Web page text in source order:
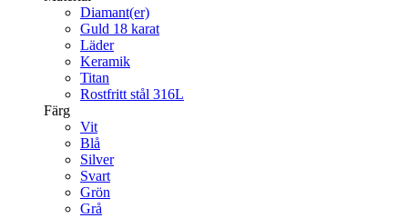
Diamant(er)
Guld 18 karat
Läder
Keramik
Titan
Rostfritt stål 316L
Färg
Vit
Blå
Silver
Svart
Grön
Grå